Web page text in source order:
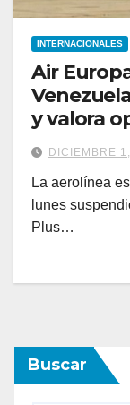
INTERNACIONALES
Air
y valora
DICIEMBRE
La aerolínea
lunes
Plus…
Buscar